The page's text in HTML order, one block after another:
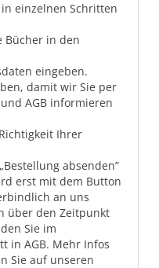
einzelnen Schritten
Bücher in den
eingeben.
damit wir Sie per
AGB informieren
Ihrer
absenden”
erst mit dem Button
an uns
über den Zeitpunkt
Sie im
in AGB. Mehr Infos
Sie auf unseren